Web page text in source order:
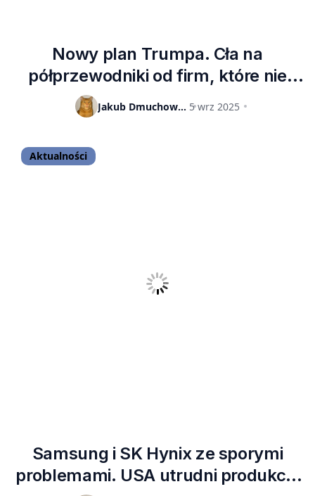
Nowy plan Trumpa. Cła na
półprzewodniki od firm, które nie
przenoszą się z produkcją do USA
Jakub Dmuchowski 5 wrz 2025
Aktualności
Samsung i SK Hynix ze sporymi
problemami. USA utrudni produkcję